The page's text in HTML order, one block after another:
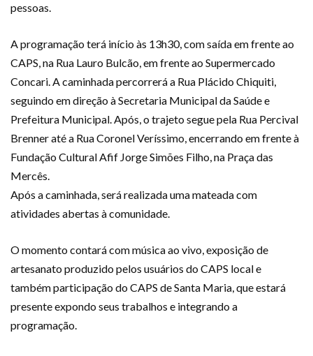
pessoas.
A programação terá início às 13h30, com saída em frente ao
CAPS, na Rua Lauro Bulcão, em frente ao Supermercado
Concari. A caminhada percorrerá a Rua Plácido Chiquiti,
seguindo em direção à Secretaria Municipal da Saúde e
Prefeitura Municipal. Após, o trajeto segue pela Rua Percival
Brenner até a Rua Coronel Veríssimo, encerrando em frente à
Fundação Cultural Afif Jorge Simões Filho, na Praça das
Mercês.
Após a caminhada, será realizada uma mateada com
atividades abertas à comunidade.
O momento contará com música ao vivo, exposição de
artesanato produzido pelos usuários do CAPS local e
também participação do CAPS de Santa Maria, que estará
presente expondo seus trabalhos e integrando a
programação.